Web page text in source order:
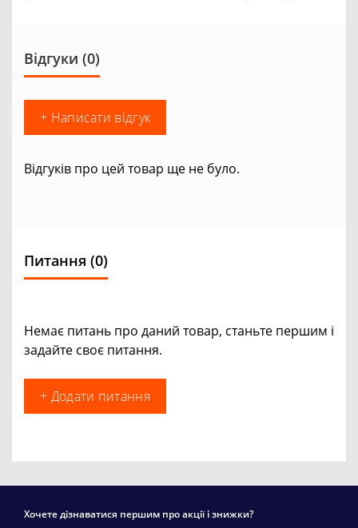
Відгуки (0)
+ Написати відгук
Відгуків про цей товар ще не було.
Питання (0)
Немає питань про даний товар, станьте першим і
задайте своє питання.
+ Додати питання
Хочете дізнаватися першим про акції і знижки?